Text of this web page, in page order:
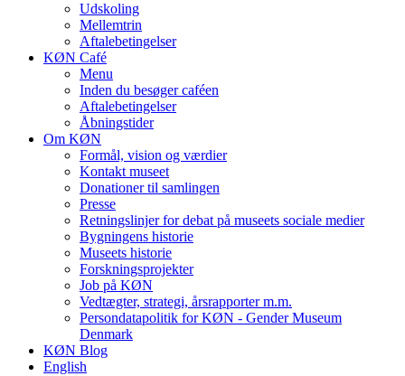
Udskoling
Mellemtrin
Aftalebetingelser
KØN Café
Menu
Inden du besøger caféen
Aftalebetingelser
Åbningstider
Om KØN
Formål, vision og værdier
Kontakt museet
Donationer til samlingen
Presse
Retningslinjer for debat på museets sociale medier
Bygningens historie
Museets historie
Forskningsprojekter
Job på KØN
Vedtægter, strategi, årsrapporter m.m.
Persondatapolitik for KØN - Gender Museum
Denmark
KØN Blog
English